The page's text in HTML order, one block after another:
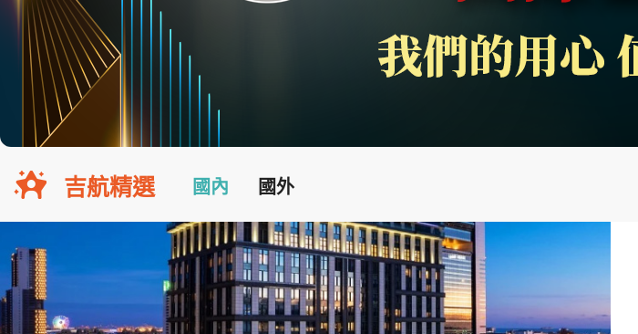
吉航精選 國內 國外